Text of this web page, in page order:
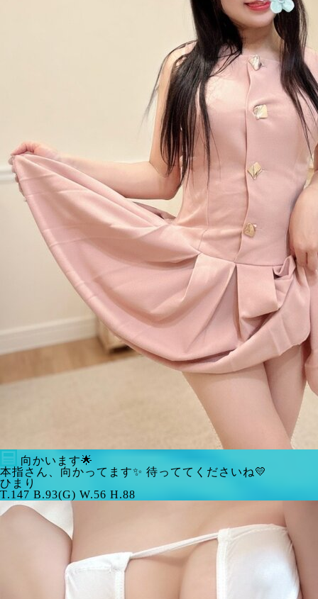
向かいます🌟
本指さん、向かってます✨ 待っててくださいね💛
ひまり
T.147 B.93(G) W.56 H.88